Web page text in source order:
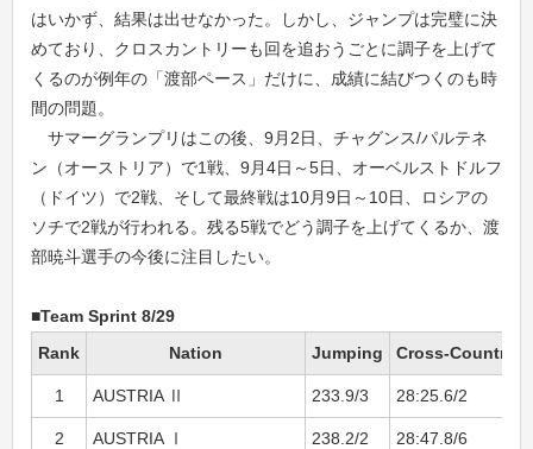
はいかず、結果は出せなかった。しかし、ジャンプは完璧に決
めており、クロスカントリーも回を追おうごとに調子を上げて
くるのが例年の「渡部ペース」だけに、成績に結びつくのも時
間の問題。
サマーグランプリはこの後、9月2日、チャグンス/パルテネ
ン（オーストリア）で1戦、9月4日～5日、オーベルストドルフ
（ドイツ）で2戦、そして最終戦は10月9日～10日、ロシアの
ソチで2戦が行われる。残る5戦でどう調子を上げてくるか、渡
部暁斗選手の今後に注目したい。
■Team Sprint 8/29
Rank
Nation Jumping Cross-Country
1 AUSTRIA Ⅱ 233.9/3 28:25.6/2
2 AUSTRIA Ⅰ 238.2/2 28:47.8/6